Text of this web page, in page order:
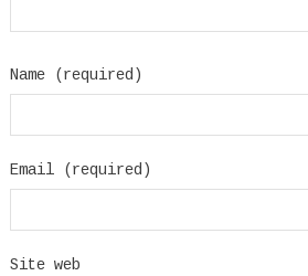
Name (required)
Email (required)
Site web